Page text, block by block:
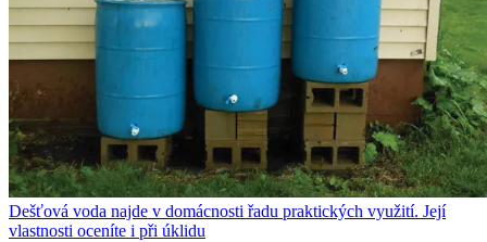
Dešťová voda najde v domácnosti řadu praktických využití. Její
vlastnosti oceníte i při úklidu